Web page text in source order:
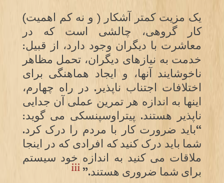
یک مزیت کمتر آشکار ( و نه کم اهمیت)
کار گروهی، چالشی است که در
معاشرت با دیگران وجود دارد، از قبیل:
خدمت به نیازهای دیگران، تحمل مظاهر
ناخوشایند آنها، و ایجاد هماهنگی برای
اختلافات اجتناب ناپذیر. در راه چهارم،
اینها به اندازه هر تمرین عملی آن جدایی
ناپذیر هستند. پیتراوسپنسکی می گوید:
“باید ضرورت کار با مردم را درک کرد.
شما باید درک کنید که افرادی که در اینجا
ملاقات می کنید به اندازه خود سیستم
برای شما ضروری هستند.”iii